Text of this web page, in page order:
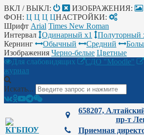
ВКЛ / ВЫКЛ: ИЗОБРАЖЕНИЯ:
ФОН: Ц Ц Ц ЦНАСТРОЙКИ:
Шрифт Arial Times New Roman
Интервал
Одинарный х1 Полуторный
Кернинг
Обычный Средний
Изображения Черно-белые Цветные
Для слабовидящих
СДО "Moodle"
журнал
Искать...
658207,
пр-т
Приемная